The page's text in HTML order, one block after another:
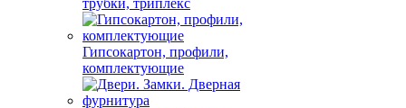
трубки, триплекс
Гипсокартон, профили,
комплектующие